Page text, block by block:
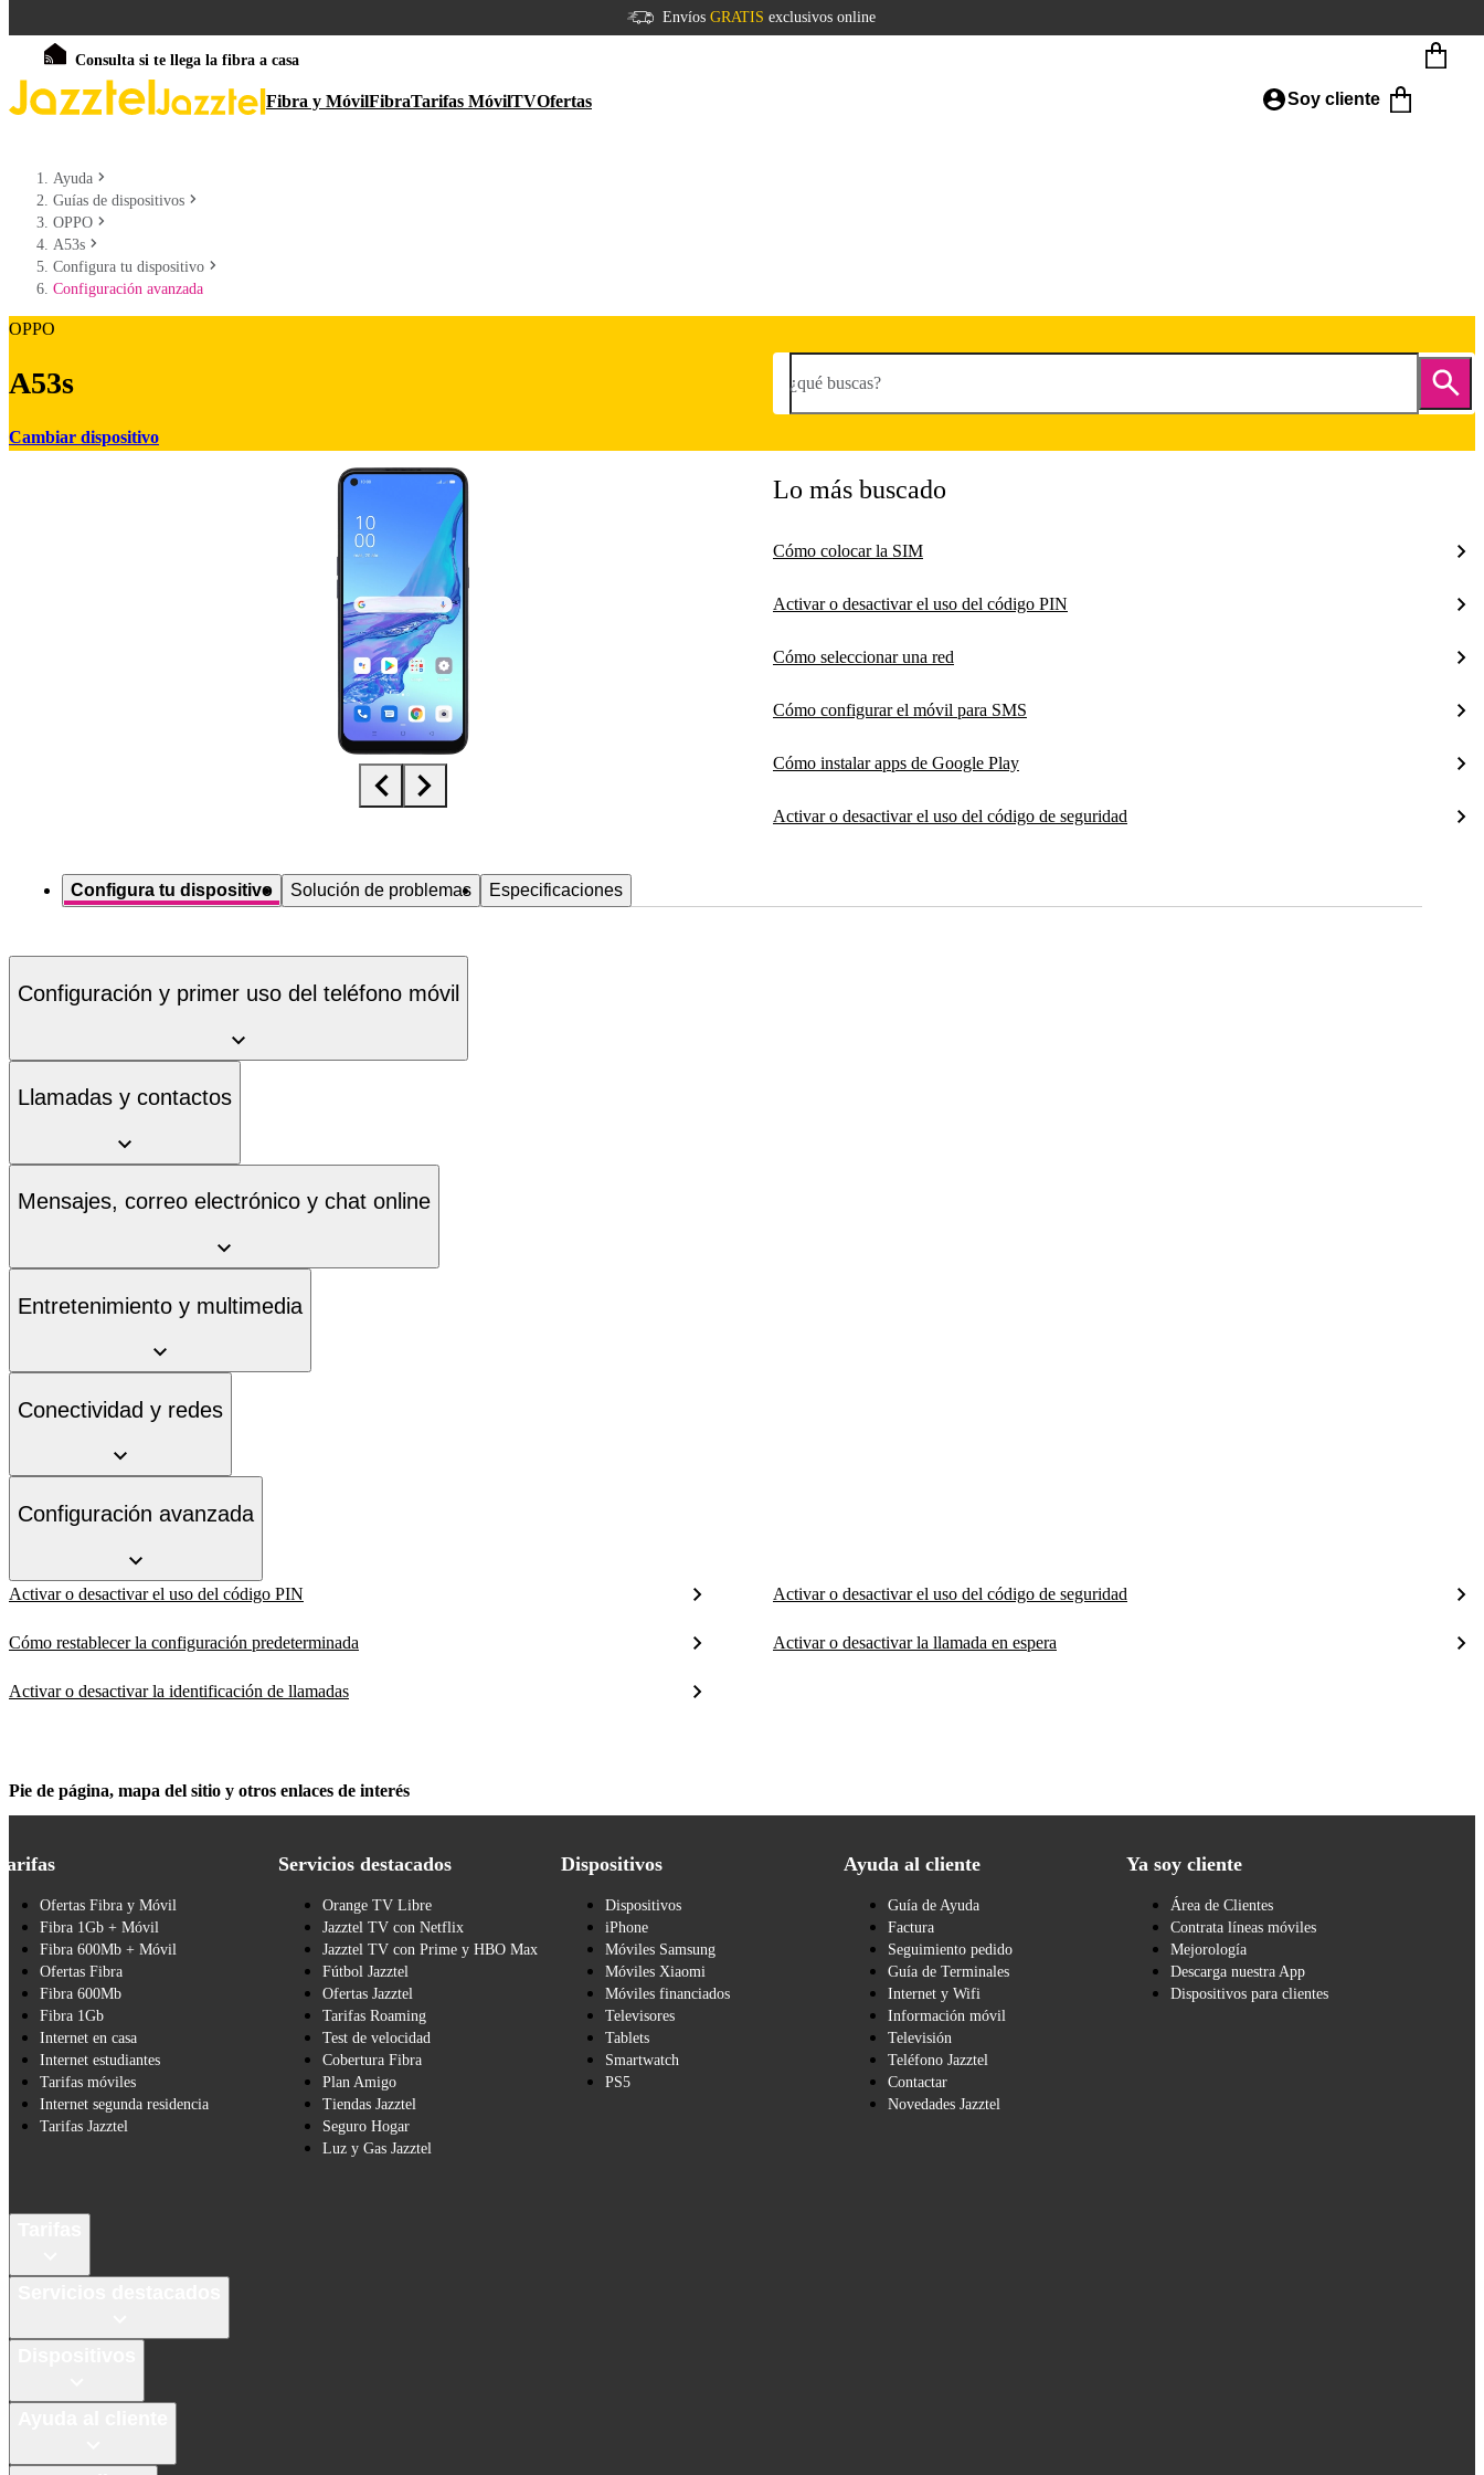
Envíos GRATIS exclusivos online
Consulta si te llega la fibra a casa
Fibra y MóvilFibraTarifas MóvilTVOfertas Soy cliente
Ayuda
Guías de dispositivos
OPPO
A53s
Configura tu dispositivo
Configuración avanzada
OPPO
A53s
Cambiar dispositivo
¿qué buscas?
Lo más buscado
Cómo colocar la SIM
Activar o desactivar el uso del código PIN
Cómo seleccionar una red
Cómo configurar el móvil para SMS
Cómo instalar apps de Google Play
Activar o desactivar el uso del código de seguridad
Configura tu dispositivo Solución de problemas Especificaciones
Configuración y primer uso del teléfono móvil
Llamadas y contactos
Mensajes, correo electrónico y chat online
Entretenimiento y multimedia
Conectividad y redes
Configuración avanzada
Activar o desactivar el uso del código PIN Activar o desactivar el uso del código de seguridad
Cómo restablecer la configuración predeterminada Activar o desactivar la llamada en espera
Activar o desactivar la identificación de llamadas
Pie de página, mapa del sitio y otros enlaces de interés
Ofertas Fibra y Móvil
Fibra 1Gb + Móvil
Fibra 600Mb + Móvil
Ofertas Fibra
Fibra 600Mb
Fibra 1Gb
Internet en casa
Internet estudiantes
Tarifas móviles
Internet segunda residencia
Tarifas Jazztel
Servicios destacados
Orange TV Libre
Jazztel TV con Netflix
Jazztel TV con Prime y HBO Max
Fútbol Jazztel
Ofertas Jazztel
Tarifas Roaming
Test de velocidad
Cobertura Fibra
Plan Amigo
Tiendas Jazztel
Seguro Hogar
Luz y Gas Jazztel
Dispositivos
Dispositivos
iPhone
Móviles Samsung
Móviles Xiaomi
Móviles financiados
Televisores
Tablets
Smartwatch
PS5
Ayuda al cliente
Guía de Ayuda
Factura
Seguimiento pedido
Guía de Terminales
Internet y Wifi
Información móvil
Televisión
Teléfono Jazztel
Contactar
Novedades Jazztel
Ya soy cliente
Área de Clientes
Contrata líneas móviles
Mejorología
Descarga nuestra App
Dispositivos para clientes